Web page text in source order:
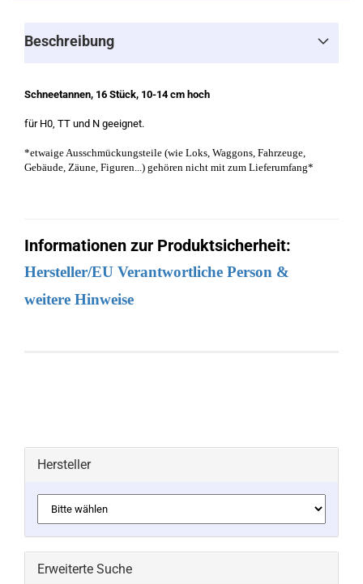
Beschreibung
Schneetannen, 16 Stück, 10-14 cm hoch
für H0, TT und N geeignet.
*etwaige Ausschmückungsteile (wie Loks, Waggons, Fahrzeuge,
Gebäude, Zäune, Figuren...) gehören nicht mit zum Lieferumfang*
Informationen zur Produktsicherheit:
Hersteller/EU Verantwortliche Person &
weitere Hinweise
Hersteller
Erweiterte Suche